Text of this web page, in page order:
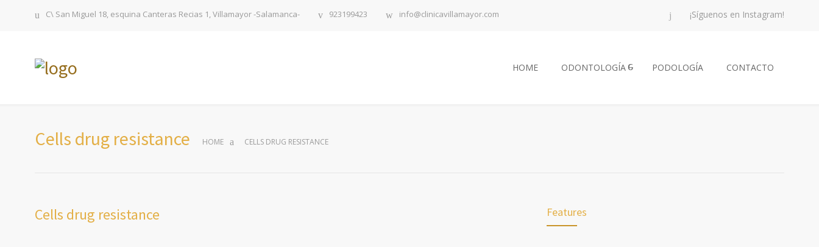
C\ San Miguel 18, esquina Canteras Recias 1, Villamayor -Salamanca- 923199423 info@clinicavillamayor.com ¡Síguenos en Instagram!
HOME ODONTOLOGÍA PODOLOGÍA CONTACTO
Cells drug resistance HOME CELLS DRUG RESISTANCE
Cells drug resistance Features